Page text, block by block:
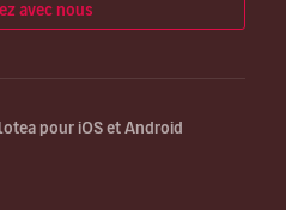
avec nous
pour iOS et Android